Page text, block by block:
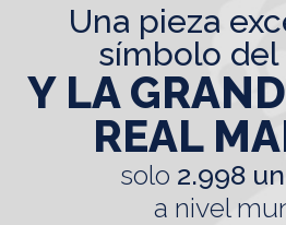
una pieza excepcional,
símbolo del
Y LA
REAL
solo 2.998
a nivel